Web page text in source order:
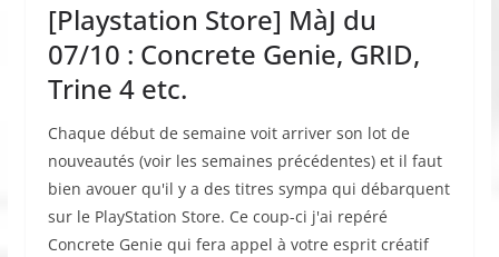
[Playstation Store] MàJ du
07/10 : Concrete Genie, GRID,
Trine 4 etc.
Chaque début de semaine voit arriver son lot de
nouveautés (voir les semaines précédentes) et il faut
bien avouer qu'il y a des titres sympa qui débarquent
sur le PlayStation Store. Ce coup-ci j'ai repéré
Concrete Genie qui fera appel à votre esprit créatif